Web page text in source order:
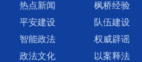
热点新闻
枫桥经验
平安建设
队伍建设
智能政法
权威辟谣
政法文化
以案释法